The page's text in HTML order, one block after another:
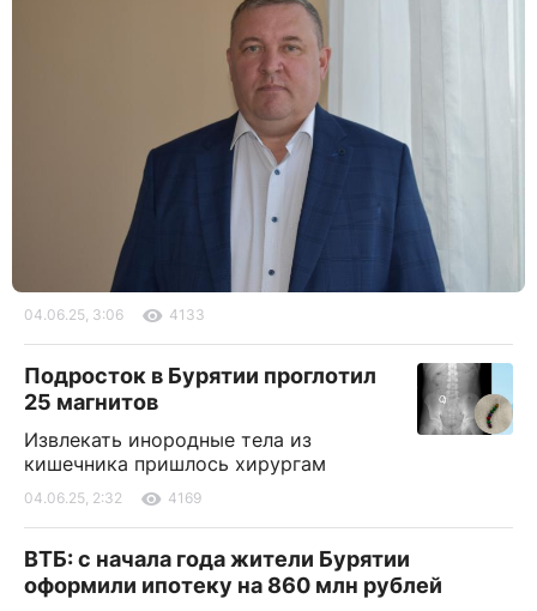
04.06.25, 3:06 4133
Подросток в Бурятии проглотил
25 магнитов
Извлекать инородные тела из
кишечника пришлось хирургам
04.06.25, 2:32 4169
ВТБ: с начала года жители Бурятии
оформили ипотеку на 860 млн рублей